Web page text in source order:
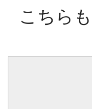
こちら